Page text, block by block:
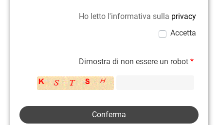
Ho letto l'informativa sulla privacy
Accetta
Dimostra di non essere un robot *